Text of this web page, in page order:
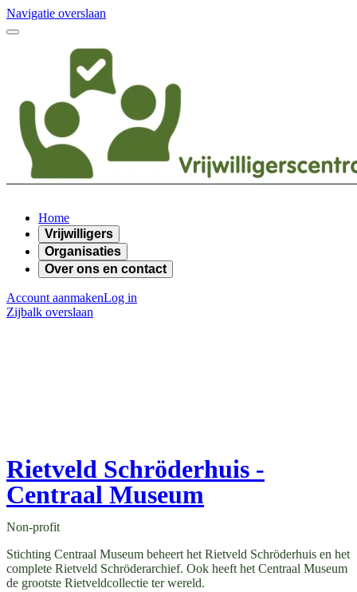
Navigatie overslaan
Home
Vrijwilligers
Organisaties
Over ons en contact
Account aanmakenLog in
Zijbalk overslaan
Rietveld Schröderhuis -
Centraal Museum
Non-profit
Stichting Centraal Museum beheert het Rietveld Schröderhuis en het
complete Rietveld Schröderarchief. Ook heeft het Centraal Museum
de grootste Rietveldcollectie ter wereld.